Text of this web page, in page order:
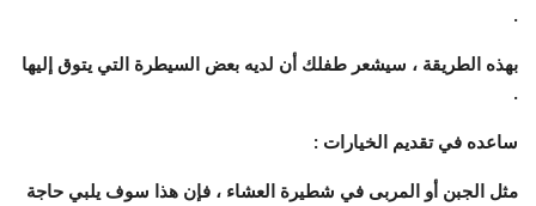
.
بهذه الطريقة ، سيشعر طفلك أن لديه بعض السيطرة التي يتوق إليها
.
ساعده في تقديم الخيارات :
مثل الجبن أو المربى في شطيرة العشاء ، فإن هذا سوف يلبي حاجة